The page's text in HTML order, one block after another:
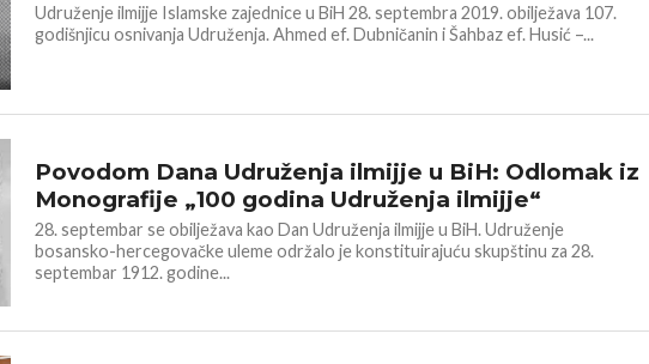
Udruženje ilmijje Islamske zajednice u BiH 28. septembra 2019. obilježava 107.
godišnjicu osnivanja Udruženja. Ahmed ef. Dubničanin i Šahbaz ef. Husić –...
Povodom Dana Udruženja ilmijje u BiH: Odlomak iz
Monografije „100 godina Udruženja ilmijje“
28. septembar se obilježava kao Dan Udruženja ilmijje u BiH. Udruženje
bosansko-hercegovačke uleme održalo je konstituirajuću skupštinu za 28.
septembar 1912. godine...